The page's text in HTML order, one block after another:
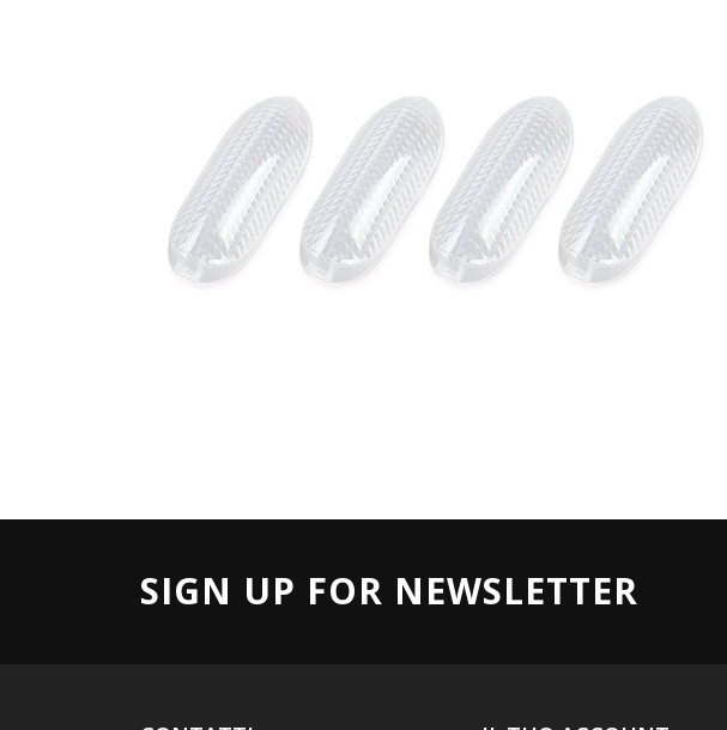
SIGN UP FOR NEWSLETTER